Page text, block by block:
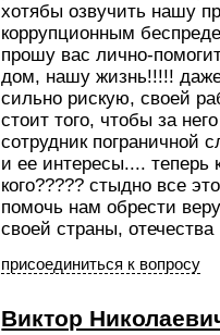
хотябы озвучить нашу
коррупционным
прошу вас лично-
дом, нашу жизнь!!!!!
сильно рискую, своей
стоит того, чтобы за
сотрудник
и ее интересы.... теперь
кого????? стыдно все
помочь нам обрести
своей страны,
присоединиться к вопросу
Виктор